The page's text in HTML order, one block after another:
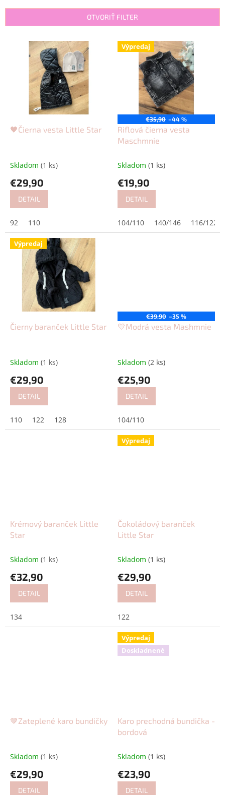
p
OTVORIŤ FILTER
🖤Čierna vesta Little Star
Skladom (1 ks)
€29,90
DETAIL
92 110
Výpredaj
€35,90 –44 %
Riflová čierna vesta
Maschmnie
Skladom (1 ks)
€19,90
DETAIL
104/110 140/146 116/122
Výpredaj
Čierny baranček Little Star
Skladom (1 ks)
€29,90
DETAIL
110 122 128
€39,90 –35 %
💙Modrá vesta Mashmnie
Skladom (2 ks)
€25,90
DETAIL
104/110
Krémový baranček Little
Star
Skladom (1 ks)
€32,90
DETAIL
134
Výpredaj
Čokoládový baranček
Little Star
Skladom (1 ks)
€29,90
DETAIL
122
🤎Zateplené karo bundičky
Skladom (1 ks)
€29,90
DETAIL
Výpredaj
Doskladnené
Karo prechodná bundička -
bordová
Skladom (1 ks)
€23,90
DETAIL